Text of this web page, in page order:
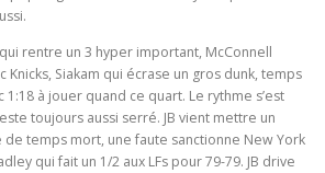
rentre un 3 hyper important, McConnell
Knicks, Siakam qui écrase un gros dunk, temps
1:18 à jouer quand ce quart. Le rythme s’est
toujours aussi serré. JB vient mettre un
temps mort, une faute sanctionne New York
qui fait un 1/2 aux LFs pour 79-79. JB drive